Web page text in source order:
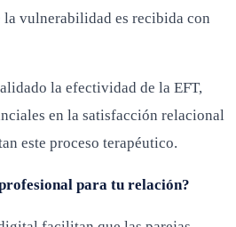
la vulnerabilidad es recibida con
la efectividad de la EFT,
en la satisfacción relacional
este proceso terapéutico.
para tu relación?